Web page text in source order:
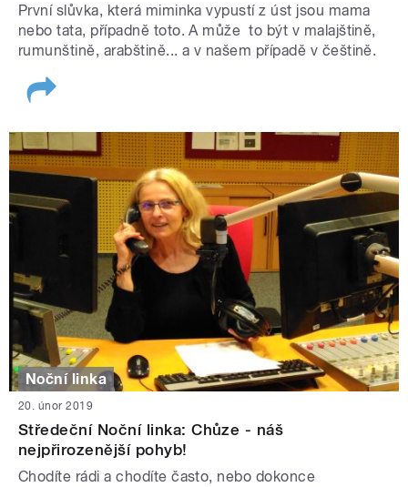
První slůvka, která miminka vypustí z úst jsou mama
nebo tata, případně toto. A může to být v malajštině,
rumunštině, arabštině... a v našem případě v češtině.
Noční linka
20. únor 2019
Středeční Noční linka: Chůze - náš
nejpřirozenější pohyb!
Chodíte rádi a chodíte často, nebo dokonce